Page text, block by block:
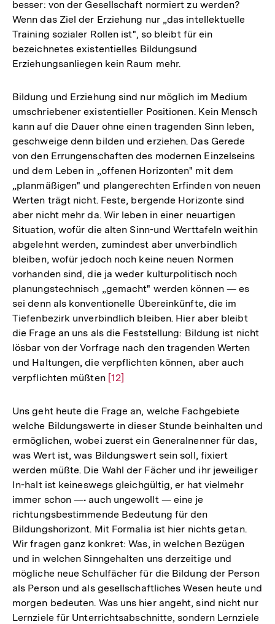
besser: von der Gesellschaft normiert zu werden?
Wenn das Ziel der Erziehung nur „das intellektuelle
Training sozialer Rollen ist", so bleibt für ein
bezeichnetes existentielles Bildungsund
Erziehungsanliegen kein Raum mehr.
Bildung und Erziehung sind nur möglich im Medium
umschriebener existentieller Positionen. Kein Mensch
kann auf die Dauer ohne einen tragenden Sinn leben,
geschweige denn bilden und erziehen. Das Gerede
von den Errungenschaften des modernen Einzelseins
und dem Leben in „offenen Horizonten" mit dem
„planmäßigen" und plangerechten Erfinden von neuen
Werten trägt nicht. Feste, bergende Horizonte sind
aber nicht mehr da. Wir leben in einer neuartigen
Situation, wofür die alten Sinn-und Werttafeln weithin
abgelehnt werden, zumindest aber unverbindlich
bleiben, wofür jedoch noch keine neuen Normen
vorhanden sind, die ja weder kulturpolitisch noch
planungstechnisch „gemacht" werden können — es
sei denn als konventionelle Übereinkünfte, die im
Tiefenbezirk unverbindlich bleiben. Hier aber bleibt
die Frage an uns als die Feststellung: Bildung ist nicht
lösbar von der Vorfrage nach den tragenden Werten
und Haltungen, die verpflichten können, aber auch
verpflichten müßten Zur
der
Fußnote
[12]
Uns geht heute die Frage an, welche Fachgebiete
welche Bildungswerte in dieser Stunde beinhalten und
ermöglichen, wobei zuerst ein Generalnenner für das,
was Wert ist, was Bildungswert sein soll, fixiert
werden müßte. Die Wahl der Fächer und ihr jeweiliger
In-halt ist keineswegs gleichgültig, er hat vielmehr
immer schon —• auch ungewollt — eine je
richtungsbestimmende Bedeutung für den
Bildungshorizont. Mit Formalia ist hier nichts getan.
Wir fragen ganz konkret: Was, in welchen Bezügen
und in welchen Sinngehalten uns derzeitige und
mögliche neue Schulfächer für die Bildung der Person
als Person und als gesellschaftliches Wesen heute und
morgen bedeuten. Was uns hier angeht, sind nicht nur
Lernziele für Unterrichtsabschnitte, sondern Lernziele